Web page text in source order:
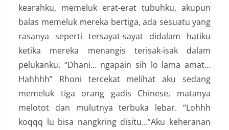
kearahku, memeluk erat-erat tubuhku, akupun
balas memeluk mereka bertiga, ada sesuatu yang
rasanya seperti tersayat-sayat didalam hatiku
ketika mereka menangis terisak-isak dalam
pelukanku. “Dhani… ngapain sih lo lama amat…
Hahhhh” Rhoni tercekat melihat aku sedang
memeluk tiga orang gadis Chinese, matanya
melotot dan mulutnya terbuka lebar. “Lohhh
koqqq lu bisa nangkring disitu…”Aku keheranan